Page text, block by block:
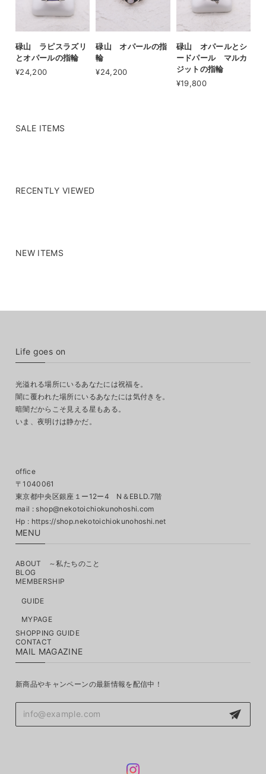
碌山 ラピスラズリ
とオパールの指輪
¥24,200
碌山 オパールの指
輪
¥24,200
碌山 オパールとシ
ードパール マルカ
ジットの指輪
¥19,800
SALE ITEMS
RECENTLY VIEWED
NEW ITEMS
Life goes on
光溢れる場所にいるあなたには祝福を。
闇に覆われた場所にいるあなたには気付きを。
暗闇だからこそ見える星もある。
いま、夜明けは静かだ。
office
〒1040061
東京都中央区銀座１ー12ー4 N＆EBLD.7階
mail : shop@nekotoichiokunohoshi.com
MENU
ABOUT ～私たちのこと
BLOG
MEMBERSHIP
GUIDE
MYPAGE
SHOPPING GUIDE
CONTACT
MAIL MAGAZINE
新商品やキャンペーンの最新情報を配信中！